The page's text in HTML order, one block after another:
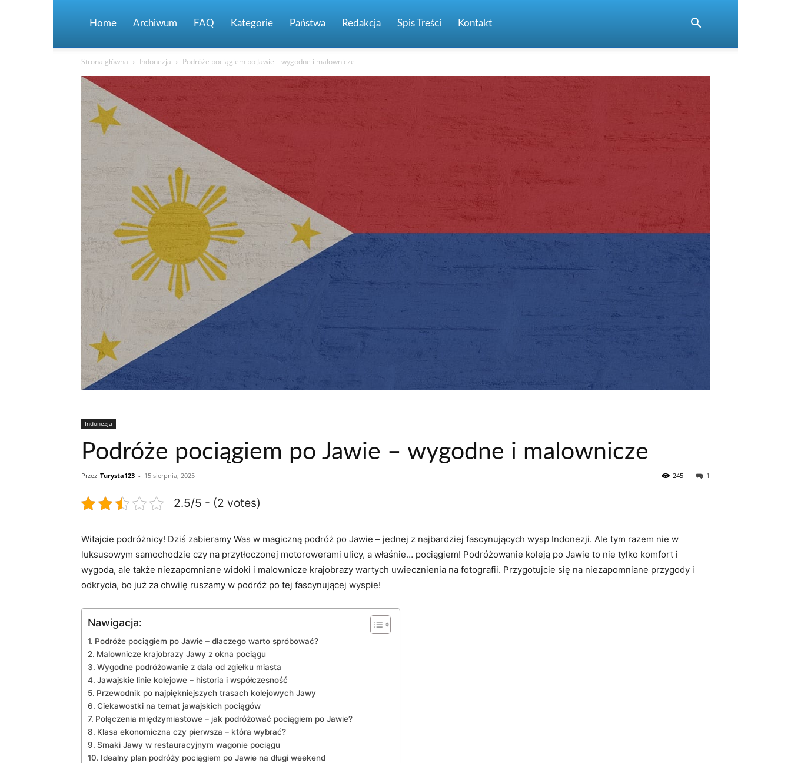
Home Archiwum FAQ Kategorie Państwa Redakcja Spis Treści Kontakt
Strona główna Indonezja Podróże pociągiem po Jawie – wygodne i malownicze
Indonezja
Podróże pociągiem po Jawie – wygodne i malownicze
Przez Turysta123 - 15 sierpnia, 2025 1
245
2.5/5 - (2 votes)
Witajcie podróżnicy! Dziś ‍zabieramy Was w magiczną podróż po Jawie – jednej z najbardziej fascynujących wysp Indonezji. Ale tym ​razem nie w
⁣luksusowym samochodzie czy na przytłoczonej motorowerami ulicy, a⁤ właśnie… pociągiem! Podróżowanie koleją‌ po Jawie‌ to nie tylko komfort ⁢i
wygoda, ale także niezapomniane⁣ widoki i malownicze krajobrazy wartych uwiecznienia ⁣na‌ fotografii. ​Przygotujcie się na⁢ niezapomniane ⁤przygody i
odkrycia,⁤ bo już za chwilę ruszamy w podróż ⁢po tej fascynującej wyspie!
Nawigacja:
Podróże pociągiem po⁢ Jawie – dlaczego warto ​spróbować?
Malownicze krajobrazy Jawy z​ okna⁤ pociągu
Wygodne ⁣podróżowanie z dala od⁤ zgiełku miasta
Jawajskie linie kolejowe –​ historia i współczesność
Przewodnik po ‍najpiękniejszych trasach kolejowych Jawy
Ciekawostki na temat jawajskich pociągów
Połączenia międzymiastowe – jak podróżować pociągiem ​po Jawie?
Klasa ekonomiczna czy pierwsza – która ⁢wybrać?
Smaki Jawy w restauracyjnym wagonie ​pociągu
Idealny ⁤plan podróży⁣ pociągiem ⁤po Jawie na ⁣długi weekend